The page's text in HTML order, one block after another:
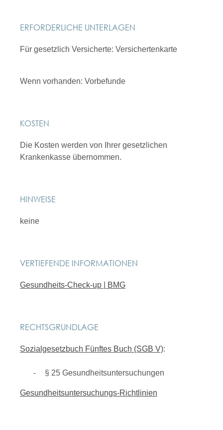
ERFORDERLICHE UNTERLAGEN
Für gesetzlich Versicherte: Versichertenkarte
Wenn vorhanden: Vorbefunde
KOSTEN
Die Kosten werden von Ihrer gesetzlichen
Krankenkasse übernommen.
HINWEISE
keine
VERTIEFENDE INFORMATIONEN
Gesundheits-Check-up | BMG
RECHTSGRUNDLAGE
Sozialgesetzbuch Fünftes Buch (SGB V):
§ 25 Gesundheitsuntersuchungen
Gesundheitsuntersuchungs-Richtlinien